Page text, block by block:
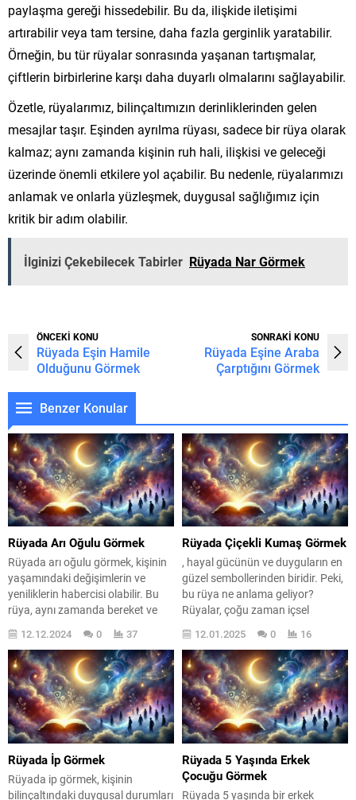
paylaşma gereği hissedebilir. Bu da, ilişkide iletişimi
artırabilir veya tam tersine, daha fazla gerginlik yaratabilir.
Örneğin, bu tür rüyalar sonrasında yaşanan tartışmalar,
çiftlerin birbirlerine karşı daha duyarlı olmalarını sağlayabilir.
Özetle, rüyalarımız, bilinçaltımızın derinliklerinden gelen
mesajlar taşır. Eşinden ayrılma rüyası, sadece bir rüya olarak
kalmaz; aynı zamanda kişinin ruh hali, ilişkisi ve geleceği
üzerinde önemli etkilere yol açabilir. Bu nedenle, rüyalarımızı
anlamak ve onlarla yüzleşmek, duygusal sağlığımız için
kritik bir adım olabilir.
İlginizi Çekebilecek Tabirler Rüyada Nar Görmek
ÖNCEKİ KONU
Rüyada Eşin Hamile
Olduğunu Görmek
SONRAKİ KONU
Rüyada Eşine Araba
Çarptığını Görmek
Benzer Konular
Rüyada Arı Oğulu Görmek
Rüyada arı oğulu görmek, kişinin
yaşamındaki değişimlerin ve
yeniliklerin habercisi olabilir. Bu
rüya, aynı zamanda bereket ve
toplumsal ilişkilerle ilgili önemli
mesajlar taşır. Arı oğulu, doğanın
döngüsünü ve üretkenliği
simgeler; bu nedenle, rüyada arı
oğulu gören bir kişi, hayatında
bazı olumlu gelişmelerin kapıda
olduğunu hissedebilir. Peki, bu
rüya gerçekten ne...
12.12.2024 0 37
Rüyada Çiçekli Kumaş Görmek
, hayal gücünün ve duyguların en
güzel sembollerinden biridir. Peki,
bu rüya ne anlama geliyor?
Rüyalar, çoğu zaman içsel
düşüncelerimizin ve hislerimizin
bir yansıması olarak karşımıza
çıkar. Çiçekli kumaş, özellikle
mutluluk, güzellik ve sevgi gibi
olumlu duyguları temsil eder.
Rüyada bu tür kumaşları görmek,
kişinin ruh halinin ne kadar
pozitif...
12.01.2025 0 16
Rüyada İp Görmek
Rüyada ip görmek, kişinin
bilinçaltındaki duygusal durumları
Rüyada 5 Yaşında Erkek
Çocuğu Görmek
Rüyada 5 yaşında bir erkek